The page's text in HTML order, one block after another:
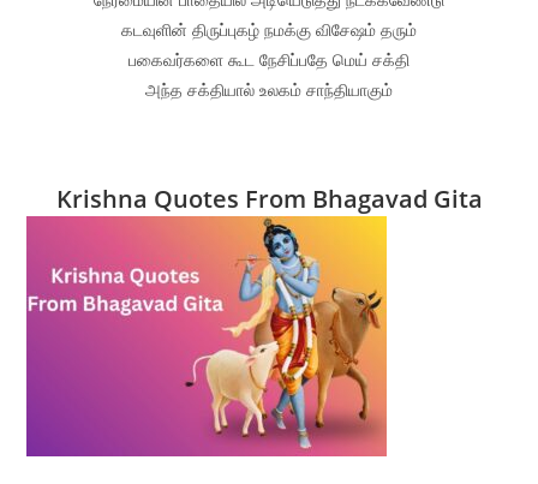
கடவுளின் திருப்புகழ் நமக்கு விசேஷம் தரும்
பகைவர்களை கூட நேசிப்பதே மெய் சக்தி
அந்த சக்தியால் உலகம் சாந்தியாகும்
Krishna Quotes From Bhagavad Gita